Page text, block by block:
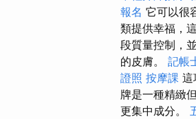
報名 它可以很
類提供幸福，
段質量控制，
的皮膚。 記帳
證照 按摩課 這
牌是一種精緻
更集中成分。